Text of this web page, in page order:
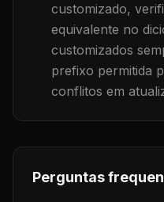
customizado,
equivalente no
customizados
prefixo permitida
conflitos em
Perguntas